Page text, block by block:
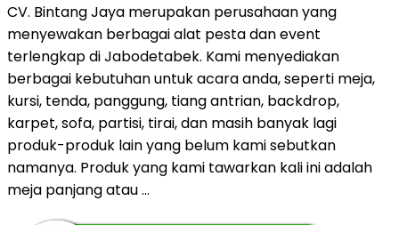
CV. Bintang Jaya merupakan perusahaan yang
menyewakan berbagai alat pesta dan event
terlengkap di Jabodetabek. Kami menyediakan
berbagai kebutuhan untuk acara anda, seperti meja,
kursi, tenda, panggung, tiang antrian, backdrop,
karpet, sofa, partisi, tirai, dan masih banyak lagi
produk-produk lain yang belum kami sebutkan
namanya. Produk yang kami tawarkan kali ini adalah
meja panjang atau …